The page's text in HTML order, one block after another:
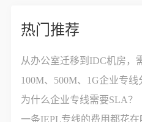
热门推荐
从办公室迁移到IDC机房，
100M、500M、1G企业专线
为什么企业专线需要SLA？
一条IEPL专线的费用都花在